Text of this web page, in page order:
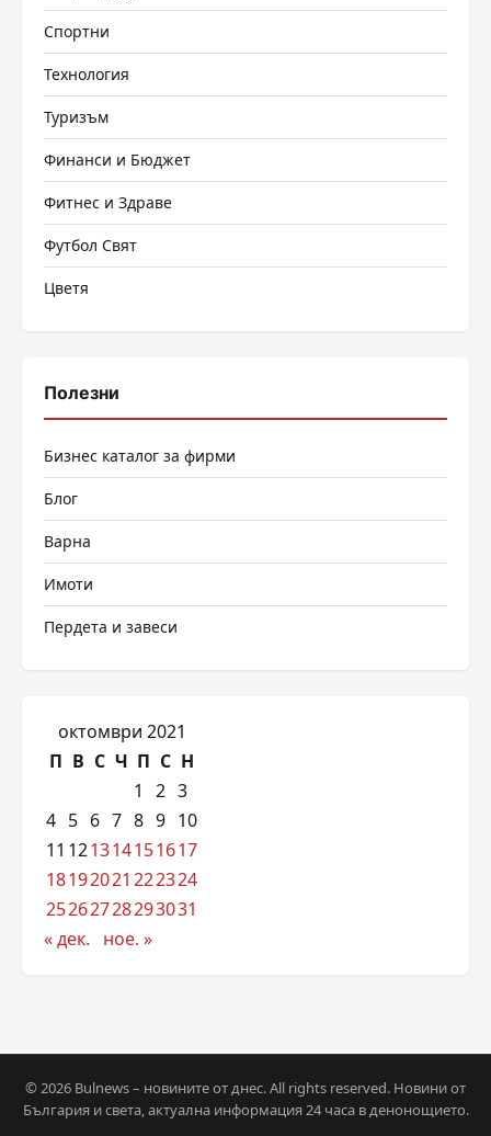
Спортни
Технология
Туризъм
Финанси и Бюджет
Фитнес и Здраве
Футбол Свят
Цветя
Полезни
Бизнес каталог за фирми
Блог
Варна
Имоти
Пердета и завеси
октомври 2021
П В С Ч П С Н
1
2 3
4 5 6 7 8 9 10
11 121314151617
18192021 222324
25262728293031
« дек.
ное. »
© 2026 Bulnews – новините от днес. All rights reserved. Новини от
България и света, актуална информация 24 часа в денонощието.